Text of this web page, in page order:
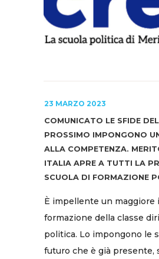
23 MARZO 2023
COMUNICATO LE SFIDE
PROSSIMO IMPONGONO
ALLA COMPETENZA.
ITALIA APRE A TUTTI LA
SCUOLA DI FORMAZIONE
È impellente un maggiore
formazione della classe
politica. Lo impongono le
futuro che è già presente,